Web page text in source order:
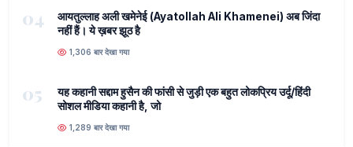
04
आयतुल्लाह अली खमेनेई (Ayatollah Ali Khamenei) अब जिंदा
नहीं हैं। ये ख़बर झूठ है
1,306 बार देखा गया
05
यह कहानी सद्दाम हुसैन की फांसी से जुड़ी एक बहुत लोकप्रिय उर्दू/हिंदी
सोशल मीडिया कहानी है, जो
1,289 बार देखा गया